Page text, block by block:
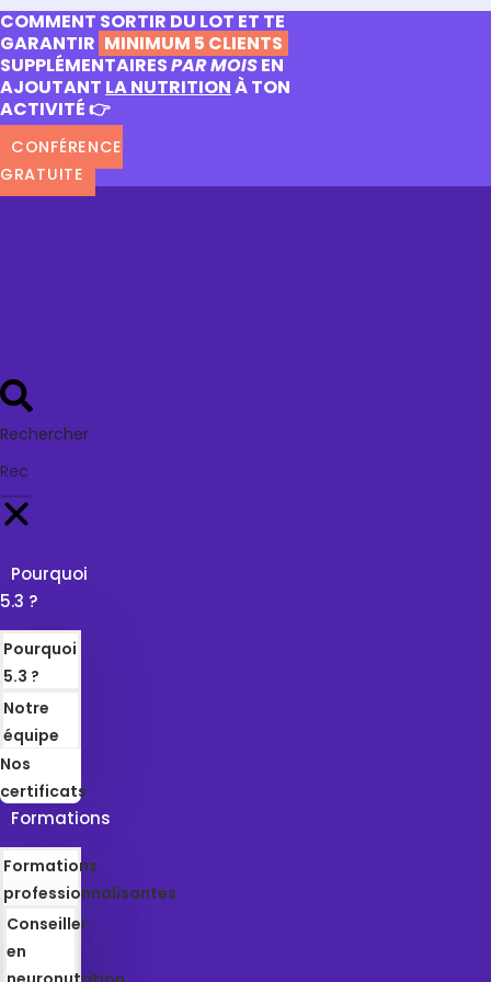
COMMENT SORTIR DU LOT ET TE
GARANTIR MINIMUM 5 CLIENTS
SUPPLÉMENTAIRESPAR MOISEN
AJOUTANT LA NUTRITIONÀ TON
ACTIVITÉ 👉
CONFÉRENCE
GRATUITE
Rechercher
Pourquoi
5.3 ?
Pourquoi
5.3 ?
Notre
équipe
Nos
certificats
Formations
Formations
professionnalisantes
Conseiller
en